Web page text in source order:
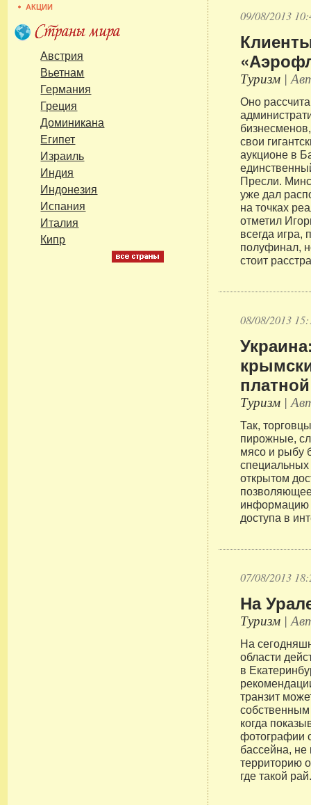
АКЦИИ
Австрия
Вьетнам
Германия
Греция
Доминикана
Египет
Израиль
Индия
Индонезия
Испания
Италия
Кипр
09/08/2013
Туризм |
Оно
свои
аукционе в
Пресли.
уже дал
на точках
отметил
всегда игра,
полуфинал,
стоит
08/08/2013
платной
Туризм |
Так,
пирожные,
мясо и рыбу
открытом
информацию
доступа в
07/08/2013
На
Туризм |
На
области
в
транзит
собственным
когда
фотографии
бассейна,
территорию
где такой